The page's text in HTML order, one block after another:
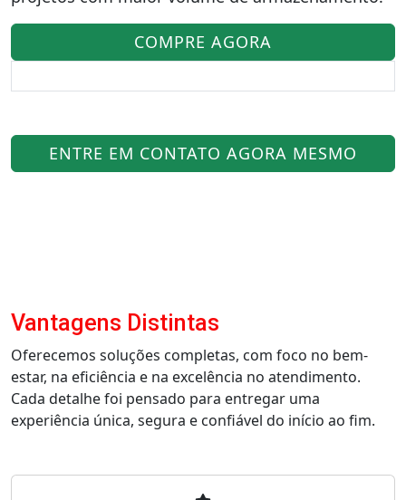
COMPRE AGORA
ENTRE EM CONTATO AGORA MESMO
Vantagens Distintas
Oferecemos soluções completas, com foco no bem-
estar, na eficiência e na excelência no atendimento.
Cada detalhe foi pensado para entregar uma
experiência única, segura e confiável do início ao fim.